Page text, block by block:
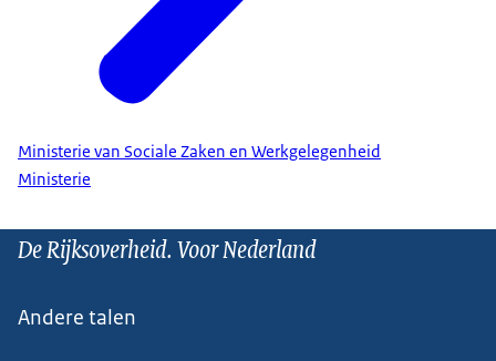
Ministerie van Sociale Zaken en Werkgelegenheid
Ministerie
De Rijksoverheid. Voor Nederland
Andere talen